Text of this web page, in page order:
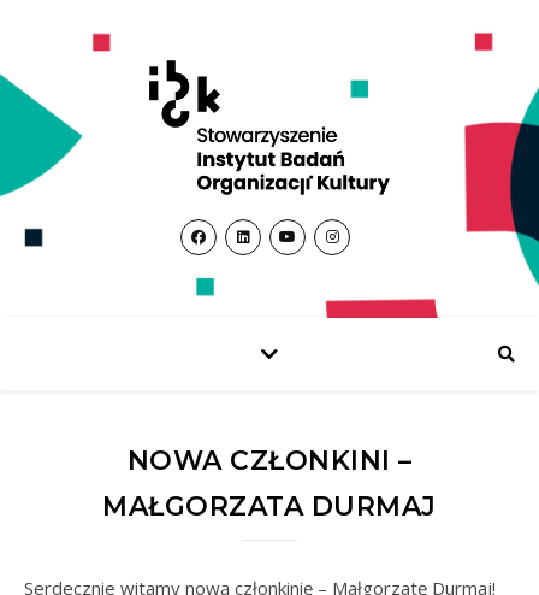
NOWA CZŁONKINI –
MAŁGORZATA DURMAJ
Serdecznie witamy nową członkinię – Małgorzatę Durmaj!